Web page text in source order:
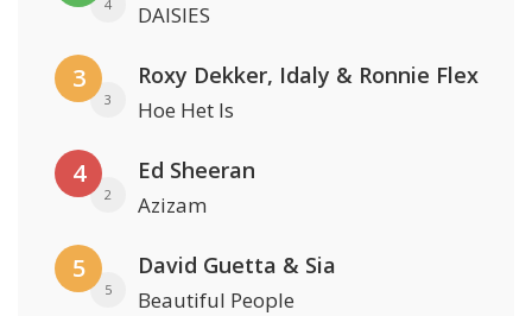
4 DAISIES
3
3
Roxy Dekker, Idaly & Ronnie Flex
Hoe Het Is
4
2
Ed Sheeran
Azizam
5
5
David Guetta & Sia
Beautiful People